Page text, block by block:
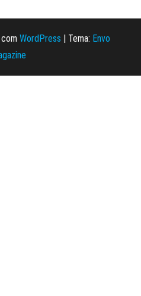
WordPress | Tema: Envo